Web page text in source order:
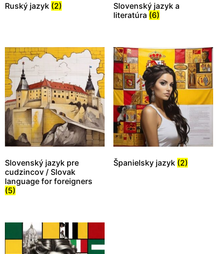
Ruský jazyk (2)
Slovenský jazyk a
literatúra (6)
Slovenský jazyk pre
cudzincov / Slovak
language for foreigners
(5)
Španielsky jazyk (2)